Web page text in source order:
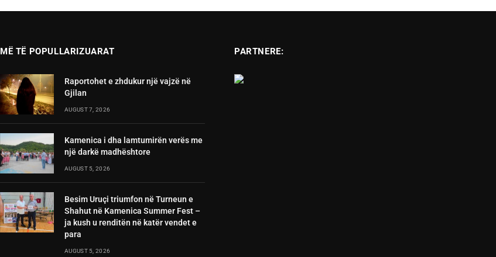
MË TË POPULLARIZUARAT
Raportohet e zhdukur një vajzë në
Gjilan
AUGUST 7, 2026
Kamenica i dha lamtumirën verës me
një darkë madhështore
AUGUST 5, 2026
Besim Uruçi triumfon në Turneun e
Shahut në Kamenica Summer Fest –
ja kush u renditën në katër vendet e
para
AUGUST 5, 2026
PARTNERE: